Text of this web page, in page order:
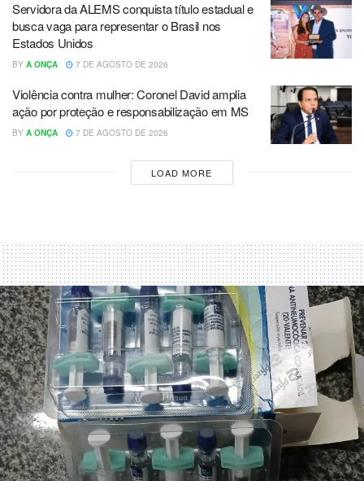
Servidora da ALEMS conquista título estadual e
busca vaga para representar o Brasil nos
Estados Unidos
BY A ONÇA 7 DE AGOSTO DE 2026
Violência contra mulher: Coronel David amplia
ação por proteção e responsabilização em MS
BY A ONÇA 7 DE AGOSTO DE 2026
LOAD MORE